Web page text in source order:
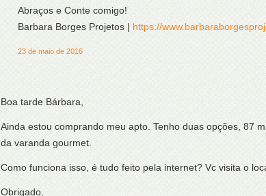
Abraços e Conte comigo!
Barbara Borges Projetos | https://
23 de maio de 2016
Boa tarde Bárbara,
Ainda estou comprando meu apto. Tenho duas opções, 87
da varanda gourmet.
Como funciona isso, é tudo feito pela internet? Vc visita o
Obrigado,